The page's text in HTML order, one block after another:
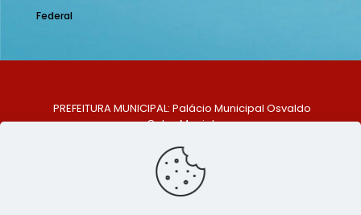
Federal
PREFEITURA MUNICIPAL: Palácio Municipal Osvaldo
Celso Maciel
Centro, São Bento do Una - PE. CEP: 553370-128
TELEFONE: (81) 99548-1569
E-MAIL: ouvidoria@saobentodouna.pe.gov.br